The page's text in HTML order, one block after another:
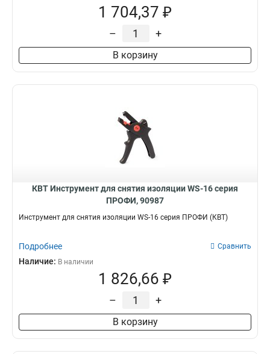
1 704,37 ₽
– +
В корзину
КВТ Инструмент для снятия изоляции WS-16 серия
ПРОФИ, 90987
Инструмент для снятия изоляции WS-16 серия ПРОФИ (КВТ)
Подробнее Сравнить
Наличие: В наличии
1 826,66 ₽
– +
В корзину